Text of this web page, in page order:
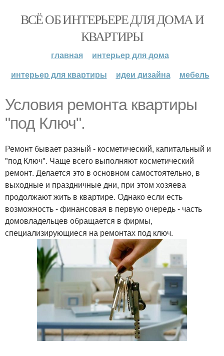
ВСЁ ОБ ИНТЕРЬЕРЕ ДЛЯ ДОМА И
КВАРТИРЫ
главная
интерьер для дома
интерьер для квартиры
идеи дизайна мебель
Условия ремонта квартиры
"под Ключ".
Ремонт бывает разный - косметический, капитальный и
"под Ключ". Чаще всего выполняют косметический
ремонт. Делается это в основном самостоятельно, в
выходные и праздничные дни, при этом хозяева
продолжают жить в квартире. Однако если есть
возможность - финансовая в первую очередь - часть
домовладельцев обращается в фирмы,
специализирующиеся на ремонтах под ключ.